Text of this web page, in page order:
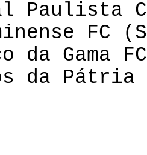
Paulista C
FC
da Gama
da Pátria